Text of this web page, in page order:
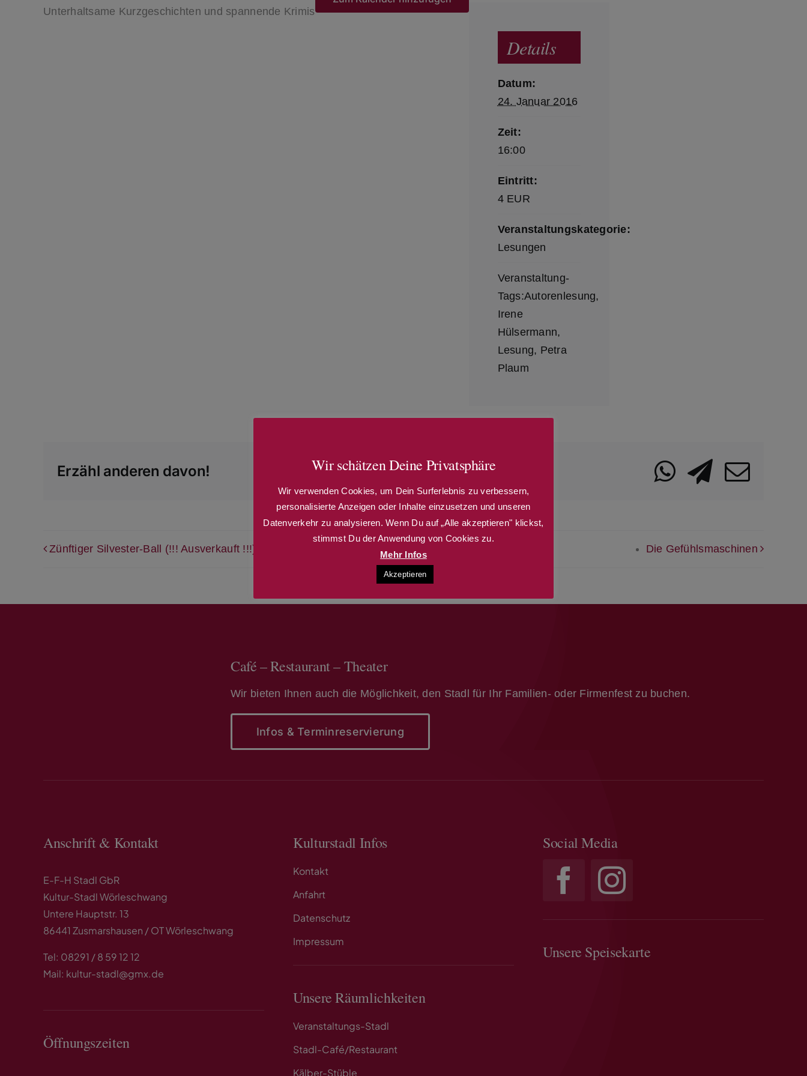
Unterhaltsame Kurzgeschichten und spannende Krimis
Details
Datum:
24. Januar 2016
Zeit:
16:00
Eintritt:
4 EUR
Veranstaltungskategorie:
Lesungen
Veranstaltung-
Tags:Autorenlesung,
Irene
Hülsermann,
Lesung, Petra
Plaum
Erzähl anderen davon! WhatsApp
Zünftiger Silvester-Ball (!!! Ausverkauft !!!) Die Gefühlsmaschinen
Café – Restaurant – Theater
Wir bieten Ihnen auch die Möglichkeit, den Stadl für Ihr Familien- oder Firmenfest zu buchen.
Infos & Terminreservierung
Anschrift & Kontakt
E-F-H Stadl GbR
Kultur-Stadl Wörleschwang
Untere Hauptstr. 13
86441 Zusmarshausen / OT Wörleschwang
Tel: 08291 / 8 59 12 12
Mail: kultur-stadl@gmx.de
Öffnungszeiten
Kulturstadl Infos
Kontakt
Anfahrt
Datenschutz
Impressum
Unsere Räumlichkeiten
Veranstaltungs-Stadl
Stadl-Café/Restaurant
Kälber-Stüble
Social Media
Unsere Speisekarte
Wir schätzen Deine Privatsphäre
Wir verwenden Cookies, um Dein Surferlebnis zu verbessern,
personalisierte Anzeigen oder Inhalte einzusetzen und unseren
Datenverkehr zu analysieren. Wenn Du auf „Alle akzeptieren" klickst,
stimmst Du der Anwendung von Cookies zu.
Mehr Infos
Akzeptieren